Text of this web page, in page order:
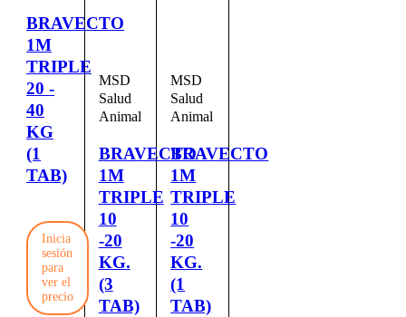
BRAVECTO
1M
TRIPLE
20 -
40
KG
(1
TAB)
Inicia
sesión
para
ver el
precio
MSD
Salud
Animal
BRAVECTO
1M
TRIPLE
10
-20
KG.
(3
TAB)
MSD
Salud
Animal
BRAVECTO
1M
TRIPLE
10
-20
KG.
(1
TAB)